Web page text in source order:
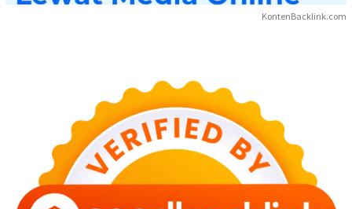
KontenBacklink.com